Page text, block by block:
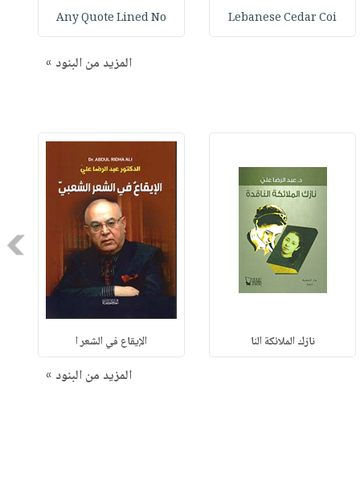
Lebanese Cedar Coi
Any Quote Lined No
المزيد من البنود »
نازك الملائكة النا الإيقاع في الشعر ا
المزيد من البنود »